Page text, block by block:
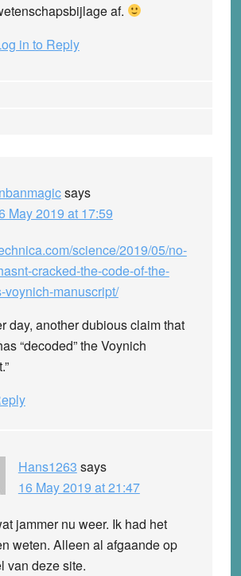
af.
in to Reply
says
May 2019 at 17:59
science/2019/05/no-
cracked-the-code-of-the-
voynich-manuscript/
day, another dubious claim that
“decoded” the Voynich
Hans1263 says
16 May 2019 at 21:47
jammer nu weer. Ik had het
weten. Alleen al afgaande op
van deze site.